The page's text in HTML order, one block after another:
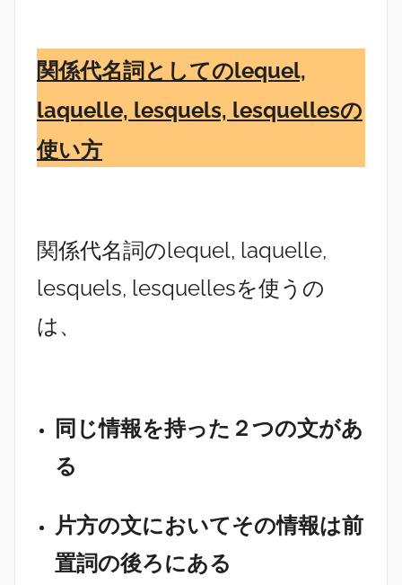
関係代名詞としてのlequel,
laquelle, lesquels, lesquellesの
使い方
関係代名詞のlequel, laquelle,
lesquels, lesquellesを使うの
は、
同じ情報を持った２つの文があ
る
片方の文においてその情報は前
置詞の後ろにある